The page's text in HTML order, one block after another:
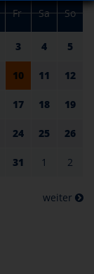
Fr Sa So
3 4 5
10 11 12
17 18 19
24 25 26
31 1 2
weiter